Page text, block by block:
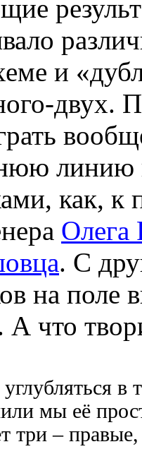
и
двух.
как, к
Олега
. С
на
что
в
мы её
три –